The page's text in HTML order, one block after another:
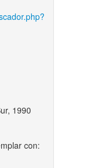
1990
con: